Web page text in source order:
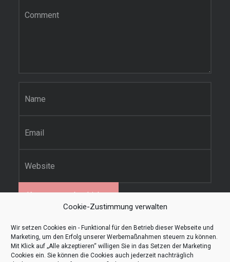
Cookie-Zustimmung verwalten
Wir setzen Cookies ein - Funktional für den Betrieb dieser Webseite und
Marketing, um den Erfolg unserer Werbemaßnahmen steuern zu können.
Mit Klick auf „Alle akzeptieren“ willigen Sie in das Setzen der Marketing
Cookies ein. Sie können die Cookies auch jederzeit nachträglich
Diese Website verwendet Akismet, um Spam zu
reduzieren.Erfahre, wie deine Kommentardaten
verarbeitet werden.